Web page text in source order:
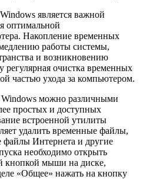
является важной
оптимальной
Накопление временных
работы системы,
и возникновению
очистка временных
частью ухода за компьютером.
можно различными
простых и доступных
встроенной утилиты
удалить временные файлы,
Интернета и другие
необходимо открыть
кнопкой мыши на диске,
«Общее» нажать на кнопку